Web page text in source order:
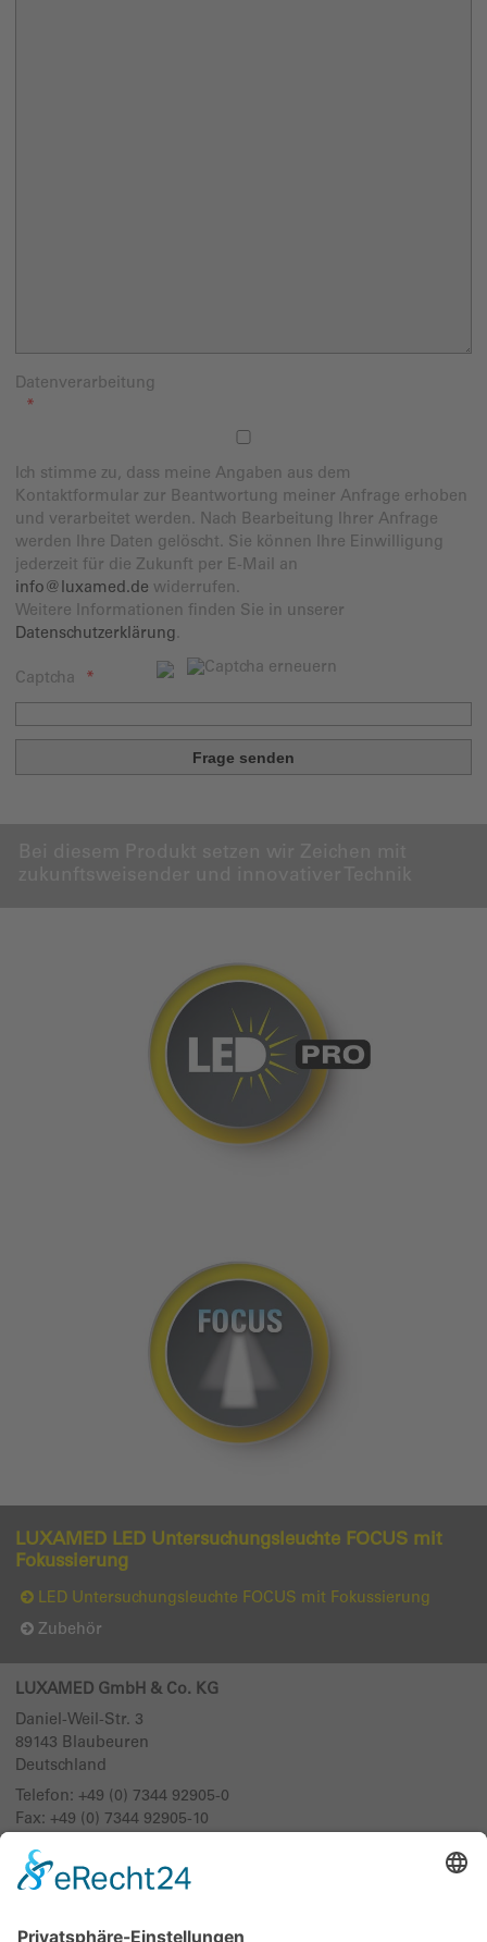
Datenverarbeitung
Ich stimme zu, dass meine Angaben aus dem
Kontaktformular zur Beantwortung meiner Anfrage erhoben
und verarbeitet werden. Nach Bearbeitung Ihrer Anfrage
werden Ihre Daten gelöscht. Sie können Ihre Einwilligung
jederzeit für die Zukunft per E-Mail an
info@luxamed.de widerrufen.
Weitere Informationen finden Sie in unserer
Datenschutzerklärung .
Captcha
LUXAMED LED Untersuchungsleuchte FOCUS mit
Fokussierung
LED Untersuchungsleuchte FOCUS mit Fokussierung
Zubehör
LUXAMED GmbH & Co. KG
Daniel-Weil-Str. 3
89143 Blaubeuren
Deutschland
Telefon: +49 (0) 7344 92905-0
Fax: +49 (0) 7344 92905-10
info@luxamed.de
www.luxamed.de